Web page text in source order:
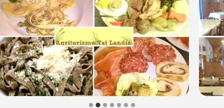
P.IVA 00624280301
Per ulteriori informazioni sull'offerta o sulle modalità di
acquisto scrivi aposta@espevia.it.